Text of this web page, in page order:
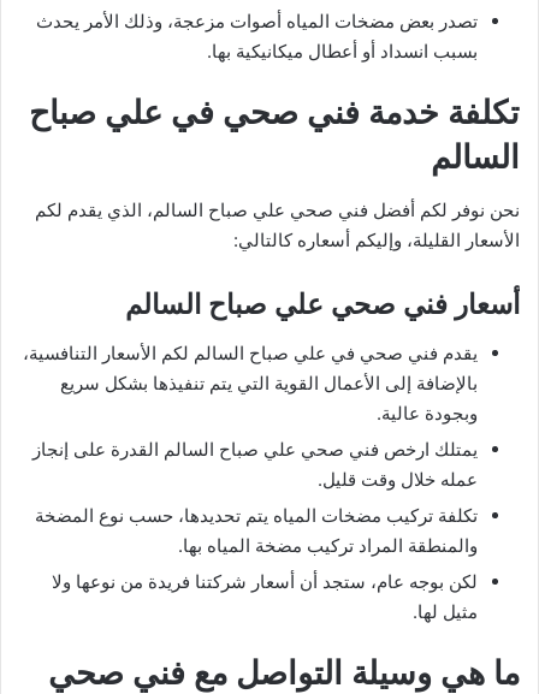
تصدر بعض مضخات المياه أصوات مزعجة، وذلك الأمر يحدث
بسبب انسداد أو أعطال ميكانيكية بها.
تكلفة خدمة فني صحي في علي صباح
السالم
نحن نوفر لكم أفضل فني صحي علي صباح السالم، الذي يقدم لكم
الأسعار القليلة، وإليكم أسعاره كالتالي:
أسعار فني صحي علي صباح السالم
يقدم فني صحي في علي صباح السالم لكم الأسعار التنافسية،
بالإضافة إلى الأعمال القوية التي يتم تنفيذها بشكل سريع
وبجودة عالية.
يمتلك ارخص فني صحي علي صباح السالم القدرة على إنجاز
عمله خلال وقت قليل.
تكلفة تركيب مضخات المياه يتم تحديدها، حسب نوع المضخة
والمنطقة المراد تركيب مضخة المياه بها.
لكن بوجه عام، ستجد أن أسعار شركتنا فريدة من نوعها ولا
مثيل لها.
ما هي وسيلة التواصل مع فني صحي